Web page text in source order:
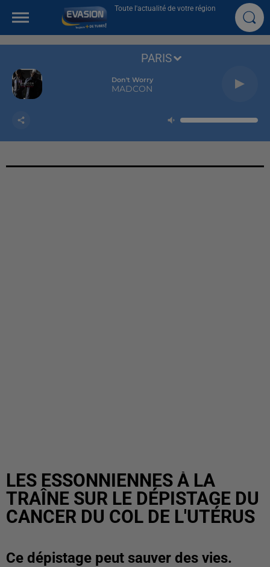
Toute l'actualité de votre région
Don't Worry
MADCON
PARIS
LES ESSONNIENNES À LA
TRAÎNE SUR LE DÉPISTAGE DU
CANCER DU COL DE L'UTÉRUS
Ce dépistage peut sauver des vies.